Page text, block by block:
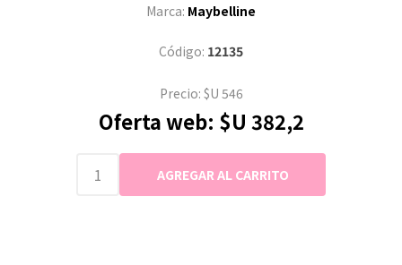
Marca: Maybelline
Código: 12135
Precio: $U 546
Oferta web: $U 382,2